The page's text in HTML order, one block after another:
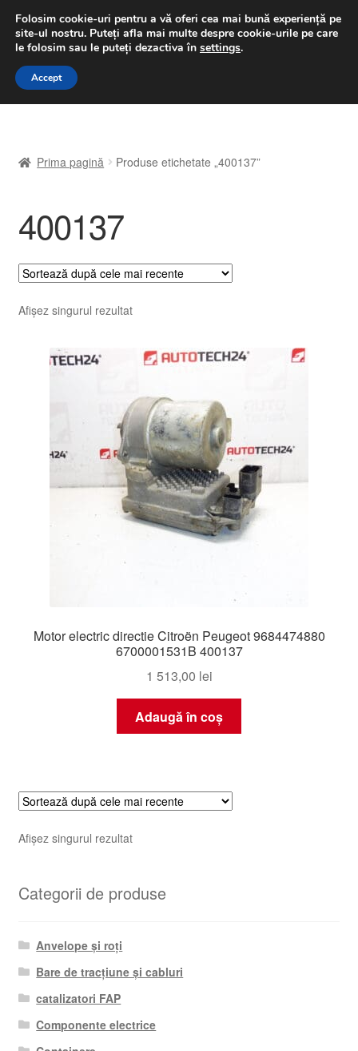
LIVRARE de la 33 lei
luni-vineri 9 a.m. - 4 p.m.031 229 6816
Sari
Sari
A lua legatura
Contul meu
Coș
Despre noi
Finalizare comandă
Livrare în toată lumea
Termeni si conditii
Prima pagină Produse etichetate „400137”
400137
Afișez singurul rezultat
Motor electric directie Citroën Peugeot 9684474880
6700001531B 400137
1 513,00 lei
Adaugă în coș
Afișez singurul rezultat
Categorii de produse
Anvelope și roți
Bare de tracțiune și cabluri
catalizatori FAP
Componente electrice
Folosim cookie-uri pentru a vă oferi cea mai bună experiență pe
site-ul nostru. Puteți afla mai multe despre cookie-urile pe care
le folosim sau le puteți dezactiva în settings.
Accept